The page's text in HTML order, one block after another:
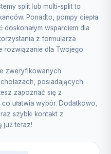
split lub multi-split to
Ponadto, pompy ciepła
wsparciem dla
z formularza
rozwiązanie dla Twojego
zweryfikowanych
posiadających
zapoznać się z
ułatwia wybór. Dodatkowo,
szybki kontakt z
już teraz!